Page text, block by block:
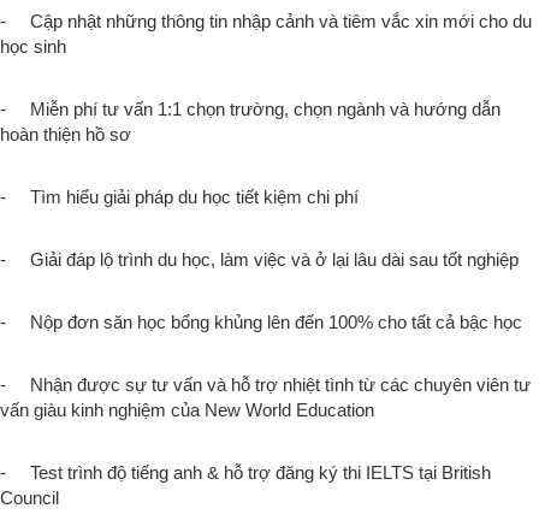
- Cập nhật những thông tin nhập cảnh và tiêm vắc xin mới cho du
học sinh
- Miễn phí tư vấn 1:1 chọn trường, chọn ngành và hướng dẫn
hoàn thiện hồ sơ
- Tìm hiểu giải pháp du học tiết kiệm chi phí
- Giải đáp lộ trình du học, làm việc và ở lại lâu dài sau tốt nghiệp
- Nộp đơn săn học bổng khủng lên đến 100% cho tất cả bậc học
- Nhận được sự tư vấn và hỗ trợ nhiệt tình từ các chuyên viên tư
vấn giàu kinh nghiệm của New World Education
- Test trình độ tiếng anh & hỗ trợ đăng ký thi IELTS tại British
Council